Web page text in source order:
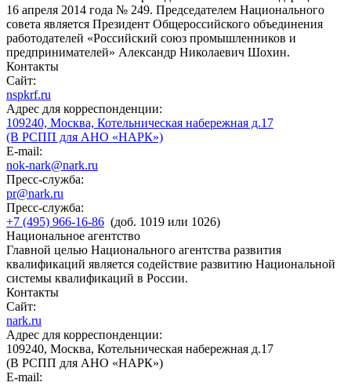
16 апреля 2014 года № 249. Председателем Национального
совета является Президент Общероссийского объединения
работодателей «Российский союз промышленников и
предпринимателей» Александр Николаевич Шохин.
Контакты
Сайт:
nspkrf.ru
Адрес для корреспонденции:
109240, Москва, Котельническая набережная д.17
(В РСПП для АНО «НАРК»)
E-mail:
nok-nark@nark.ru
Пресс-служба:
pr@nark.ru
Пресс-служба:
+7 (495) 966-16-86 (доб. 1019 или 1026)
Национальное агентство
Главной целью Национального агентства развития
квалификаций является содействие развитию Национальной
системы квалификаций в России.
Контакты
Сайт:
nark.ru
Адрес для корреспонденции:
109240, Москва, Котельническая набережная д.17
(В РСПП для АНО «НАРК»)
E-mail: